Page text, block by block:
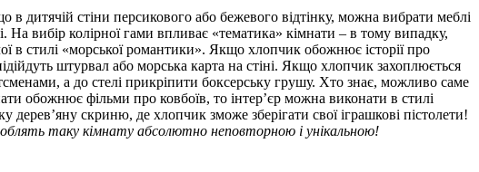
дитячій стіни персикового або бежевого відтінку, можна вибрати меблі
вибір колірної гами впливає «тематика» кімнати – в тому випадку,
в стилі «морської романтики». Якщо хлопчик обожнює історії про
штурвал або морська карта на стіні. Якщо хлопчик захоплюється
а до стелі прикріпити боксерську грушу. Хто знає, можливо саме
обожнює фільми про ковбоїв, то інтер’єр можна виконати в стилі
дерев’яну скриню, де хлопчик зможе зберігати свої іграшкові пістолети!
таку кімнату абсолютно неповторною і унікальною!